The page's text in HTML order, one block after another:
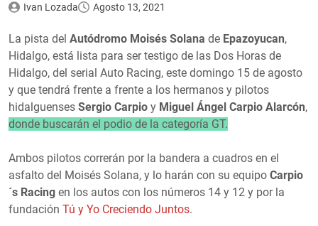
Ivan Lozada Agosto 13, 2021
La pista del Autódromo Moisés Solana de Epazoyucan,
Hidalgo, está lista para ser testigo de las Dos Horas de
Hidalgo, del serial Auto Racing, este domingo 15 de agosto
y que tendrá frente a frente a los hermanos y pilotos
hidalguenses Sergio Carpio y Miguel Ángel Carpio Alarcón,
donde buscarán el podio de la categoría GT.
Ambos pilotos correrán por la bandera a cuadros en el
asfalto del Moisés Solana, y lo harán con su equipo Carpio
´s Racing en los autos con los números 14 y 12 y por la
fundación Tú y Yo Creciendo Juntos.